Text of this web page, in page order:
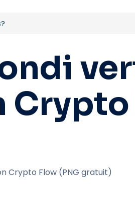
Crypto Flow (PNG gratuit)